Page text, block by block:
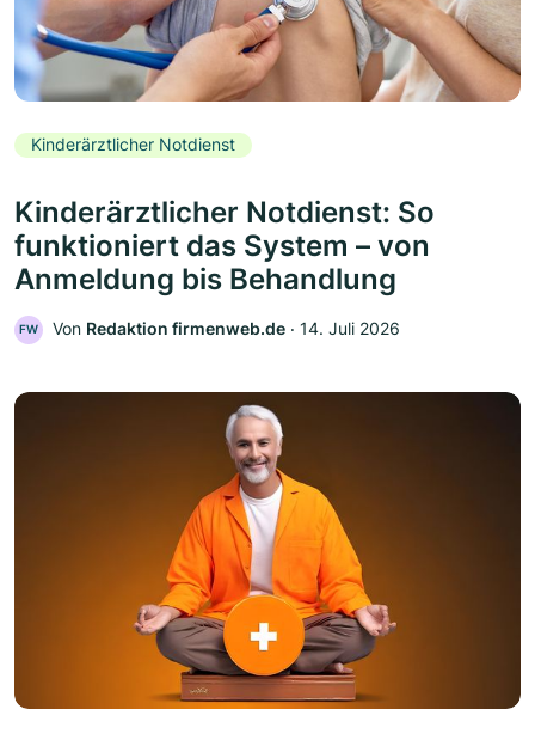
Kinderärztlicher Notdienst
Kinderärztlicher Notdienst: So
funktioniert das System – von
Anmeldung bis Behandlung
FW Von Redaktion firmenweb.de ‧ 14. Juli 2026